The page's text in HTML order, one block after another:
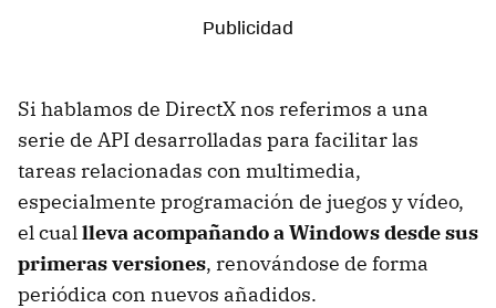
Si hablamos de DirectX nos referimos a una
serie de API desarrolladas para facilitar las
tareas relacionadas con multimedia,
especialmente programación de juegos y vídeo,
el cuallleva acompañando a Windows desde sus
primeras versiones, renovándose de forma
periódica con nuevos añadidos.